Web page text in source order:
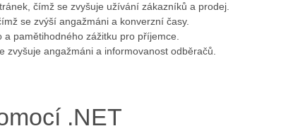
čímž se zvyšuje užívání zákazníků a prodej.
se zvýší angažmáni a konverzní časy.
pamětihodného zážitku pro příjemce.
angažmáni a informovanost odběračů.
.NET